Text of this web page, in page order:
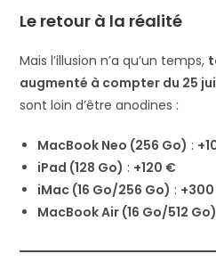
Le retour à la réalité
Mais l’illusion n’a qu’un temps,
augmenté à compter du 25
sont loin d’être anodines :
MacBook Neo (256 Go) :
iPad (128 Go) : +120 €
iMac (16 Go/256 Go) :
MacBook Air (16 Go/512 Go)